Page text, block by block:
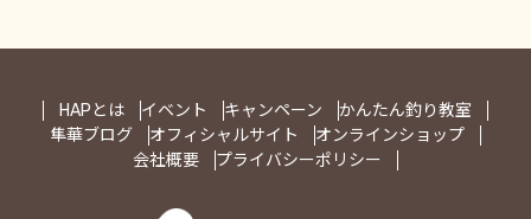
HAPとは イベント キャンペーン
かんたん釣り教室
隼華ブログ
オフィシャルサイト
オンラインショップ
会社概要
プライバシーポリシー